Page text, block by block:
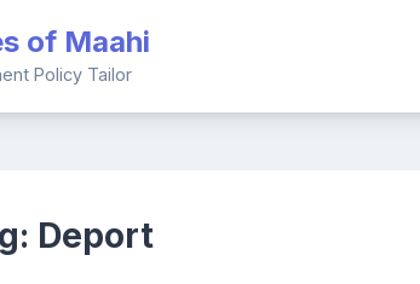
of Maahi
Policy Tailor
Deport